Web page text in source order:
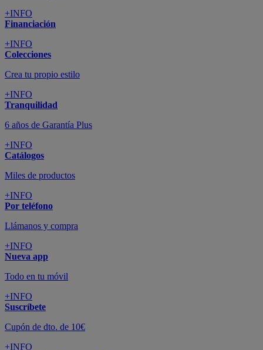
+INFO
Financiación
+INFO
Colecciones
Crea tu propio estilo
+INFO
Tranquilidad
6 años de Garantía Plus
+INFO
Catálogos
Miles de productos
+INFO
Por teléfono
Llámanos y compra
+INFO
Nueva app
Todo en tu móvil
+INFO
Suscríbete
Cupón de dto. de 10€
+INFO